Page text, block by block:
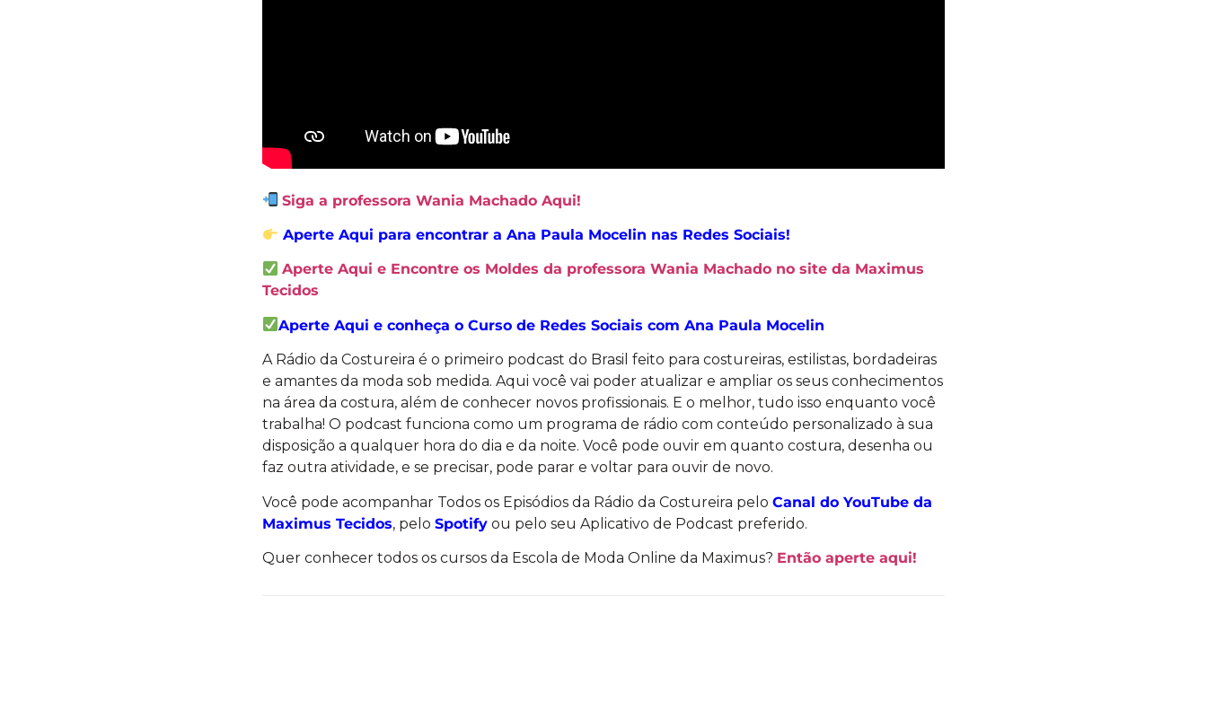
Siga a professora Wania Machado Aqui!
Aperte Aqui para encontrar a Ana Paula Mocelin nas Redes Sociais!
Aperte Aqui e Encontre os Moldes da professora Wania Machado no site da Maximus
Tecidos
Aperte Aqui e conheça o Curso de Redes Sociais com Ana Paula Mocelin
A Rádio da Costureira é o primeiro podcast do Brasil feito para costureiras, estilistas, bordadeiras
e amantes da moda sob medida. Aqui você vai poder atualizar e ampliar os seus conhecimentos
na área da costura, além de conhecer novos profissionais. E o melhor, tudo isso enquanto você
trabalha! O podcast funciona como um programa de rádio com conteúdo personalizado à sua
disposição a qualquer hora do dia e da noite. Você pode ouvir em quanto costura, desenha ou
faz outra atividade, e se precisar, pode parar e voltar para ouvir de novo.
Você pode acompanhar Todos os Episódios da Rádio da Costureira peloCanal do YouTube da
Maximus Tecidos, peloSpotify ou pelo seu Aplicativo de Podcast preferido.
Quer conhecer todos os cursos da Escola de Moda Online da Maximus? Então aperte aqui!